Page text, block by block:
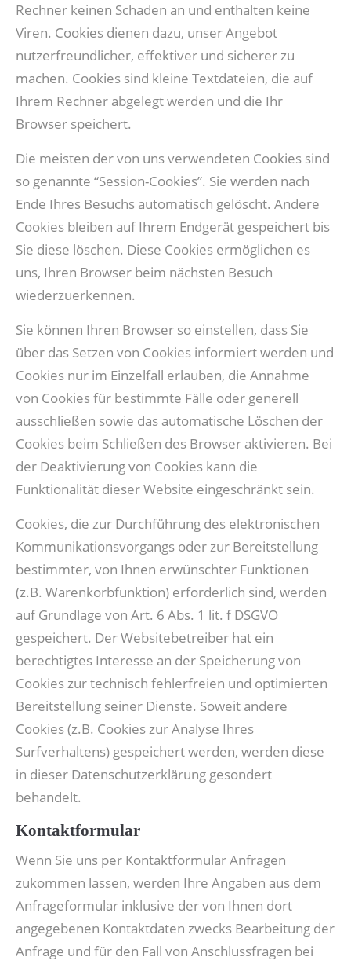
Rechner keinen Schaden an und enthalten keine
Viren. Cookies dienen dazu, unser Angebot
nutzerfreundlicher, effektiver und sicherer zu
machen. Cookies sind kleine Textdateien, die auf
Ihrem Rechner abgelegt werden und die Ihr
Browser speichert.
Die meisten der von uns verwendeten Cookies sind
so genannte “Session-Cookies”. Sie werden nach
Ende Ihres Besuchs automatisch gelöscht. Andere
Cookies bleiben auf Ihrem Endgerät gespeichert bis
Sie diese löschen. Diese Cookies ermöglichen es
uns, Ihren Browser beim nächsten Besuch
wiederzuerkennen.
Sie können Ihren Browser so einstellen, dass Sie
über das Setzen von Cookies informiert werden und
Cookies nur im Einzelfall erlauben, die Annahme
von Cookies für bestimmte Fälle oder generell
ausschließen sowie das automatische Löschen der
Cookies beim Schließen des Browser aktivieren. Bei
der Deaktivierung von Cookies kann die
Funktionalität dieser Website eingeschränkt sein.
Cookies, die zur Durchführung des elektronischen
Kommunikationsvorgangs oder zur Bereitstellung
bestimmter, von Ihnen erwünschter Funktionen
(z.B. Warenkorbfunktion) erforderlich sind, werden
auf Grundlage von Art. 6 Abs. 1 lit. f DSGVO
gespeichert. Der Websitebetreiber hat ein
berechtigtes Interesse an der Speicherung von
Cookies zur technisch fehlerfreien und optimierten
Bereitstellung seiner Dienste. Soweit andere
Cookies (z.B. Cookies zur Analyse Ihres
Surfverhaltens) gespeichert werden, werden diese
in dieser Datenschutzerklärung gesondert
behandelt.
Kontaktformular
Wenn Sie uns per Kontaktformular Anfragen
zukommen lassen, werden Ihre Angaben aus dem
Anfrageformular inklusive der von Ihnen dort
angegebenen Kontaktdaten zwecks Bearbeitung der
Anfrage und für den Fall von Anschlussfragen bei